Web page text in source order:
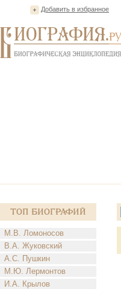
Добавить в избранное
Топ Биографий
М.В. Ломоносов
В.А. Жуковский
А.С. Пушкин
М.Ю. Лермонтов
И.А. Крылов